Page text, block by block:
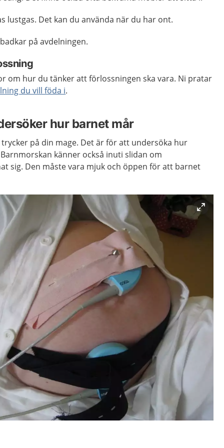
lustgas. Det kan du använda när du har ont.
på avdelningen.
om hur du tänker att förlossningen ska vara. Ni pratar
du vill föda i.
hur barnet mår
på din mage. Det är för att undersöka hur
känner också inuti slidan om
sig. Den måste vara mjuk och öppen för att barnet